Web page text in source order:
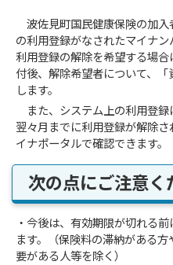
波佐見町国民健康保険の加入
の利用登録がなされたマイナ
利用登録の解除を希望する場
付後、解除希望者について、
します。
また、システム上の利用登録
翌々月までに利用登録が解除
イナポータルで確認できます。
次の点にご注意く
・今後は、有効期限が切れる
ます。（保険料の滞納がある
要がある人等を除く）